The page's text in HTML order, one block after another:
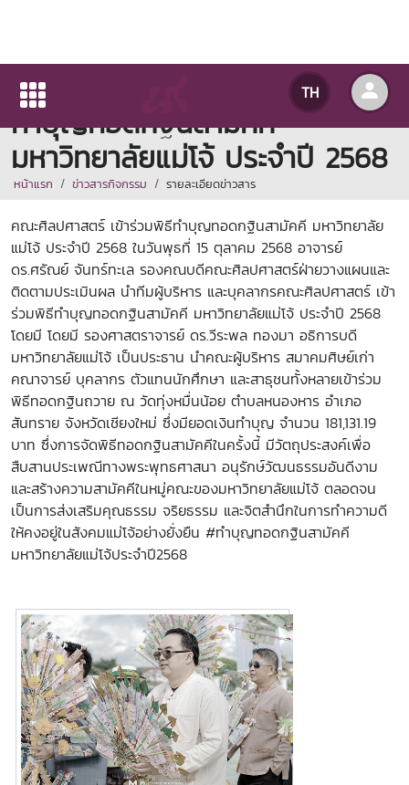
TH
คณะศิลปศาสตร์ เข้าร่วมพิธี
ทำบุญทอดกฐินสามัคคี
มหาวิทยาลัยแม่โจ้ ประจำปี 2568
หน้าแรก ข่าวสารกิจกรรม รายละเอียดข่าวสาร
คณะศิลปศาสตร์ เข้าร่วมพิธีทำบุญทอดกฐินสามัคคี มหาวิทยาลัย
แม่โจ้ ประจำปี 2568 ในวันพุธที่ 15 ตุลาคม 2568 อาจารย์
ดร.ศรัณย์ จันทร์ทะเล รองคณบดีคณะศิลปศาสตร์ฝ่ายวางแผนและ
ติดตามประเมินผล นำทีมผู้บริหาร และบุคลากรคณะศิลปศาสตร์ เข้า
ร่วมพิธีทำบุญทอดกฐินสามัคคี มหาวิทยาลัยแม่โจ้ ประจำปี 2568
โดยมี โดยมี รองศาสตราจารย์ ดร.วีระพล ทองมา อธิการบดี
มหาวิทยาลัยแม่โจ้ เป็นประธาน นำคณะผู้บริหาร สมาคมศิษย์เก่า
คณาจารย์ บุคลากร ตัวแทนนักศึกษา และสาธุชนทั้งหลายเข้าร่วม
พิธีทอดกฐินถวาย ณ วัดทุ่งหมื่นน้อย ตำบลหนองหาร อำเภอ
สันทราย จังหวัดเชียงใหม่ ซึ่งมียอดเงินทำบุญ จำนวน 181,131.19
บาท ซึ่งการจัดพิธีทอดกฐินสามัคคีในครั้งนี้ มีวัตถุประสงค์เพื่อ
สืบสานประเพณีทางพระพุทธศาสนา อนุรักษ์วัฒนธรรมอันดีงาม
และสร้างความสามัคคีในหมู่คณะของมหาวิทยาลัยแม่โจ้ ตลอดจน
เป็นการส่งเสริมคุณธรรม จริยธรรม และจิตสำนึกในการทำความดี
ให้คงอยู่ในสังคมแม่โจ้อย่างยั่งยืน #ทำบุญทอดกฐินสามัคคี
มหาวิทยาลัยแม่โจ้ประจำปี2568